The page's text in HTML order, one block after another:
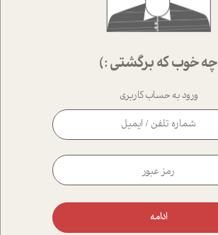
چه خوب که برگشتی :)
ورود به حساب کاربری
ادامه